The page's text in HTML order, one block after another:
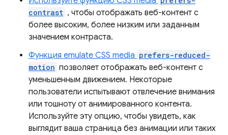
contrast , чтобы отображать веб-контент с
более высоким, более низким или заданным
значением контраста.
Функция emulate CSS media prefers-reduced-
motion позволяет отображать веб-контент с
уменьшенным движением. Некоторые
пользователи испытывают отвлечение внимания
или тошноту от анимированного контента.
Используйте эту опцию, чтобы увидеть, как
выглядит ваша страница без анимации или таких